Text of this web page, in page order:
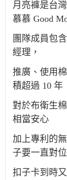
月亮褲是台
慕慕 Good
團隊成員包
經理，
推廣、使用
積超過 10 年
對於布衛生
相當安心
加上專利的
子要一直對
扣子卡到時